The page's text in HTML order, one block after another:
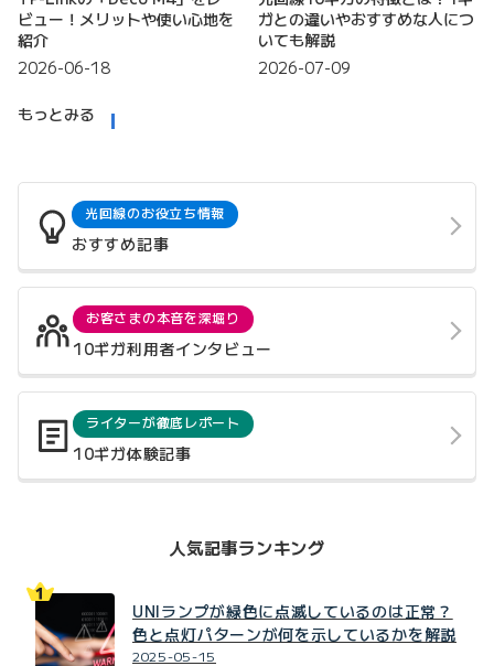
ビュー！メリットや使い心地を
紹介
2026-06-18
ガとの違いやおすすめな人につ
いても解説
2026-07-09
もっとみる
光回線のお役立ち情報
おすすめ記事
お客さまの本音を深堀り
10ギガ利用者インタビュー
ライターが徹底レポート
10ギガ体験記事
人気記事ランキング
UNIランプが緑色に点滅しているのは正常？
色と点灯パターンが何を示しているかを解説
2025-05-15